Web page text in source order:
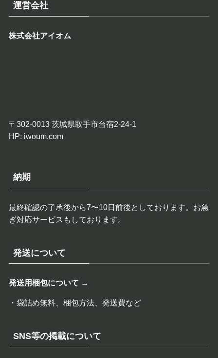
運営会社
株式会社アイオム
〒302-0013 茨城県取手市台宿2-24-1
HP: iwoum.com
納期
最終確認の了承後から7〜10日前後としております。お急
ぎ対応サービスもしております。
発送について
発送用梱包について →
・袋詰め無料、梱包方法、発送費など
SNS等の掲載について